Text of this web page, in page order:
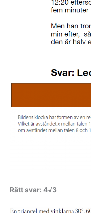
Rätt svar: 4√3